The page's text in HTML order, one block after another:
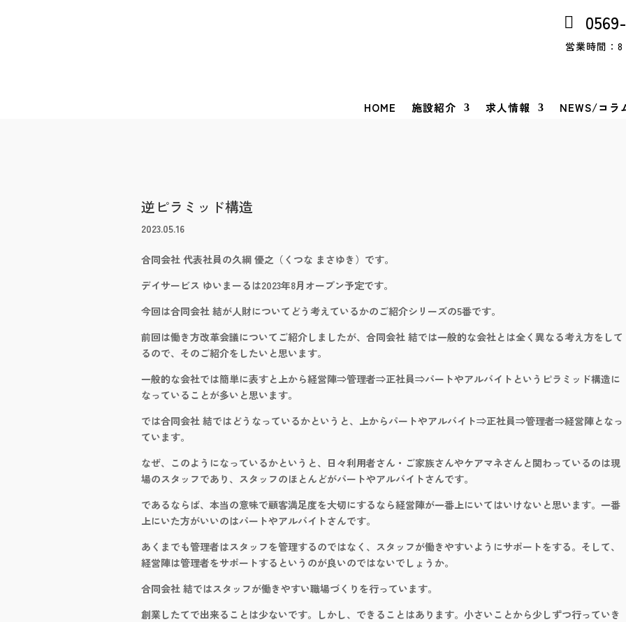
営業時間：8
HOME 施設紹介 求人情報 NEWS/コラ
逆ピラミッド構造
2023.05.16
合同会社 代表社員の久綱 優之（くつな まさゆき）です。
デイサービス ゆいまーるは2023年8月オープン予定です。
今回は合同会社 結が人財についてどう考えているかのご紹介シリーズの5番です。
前回は働き方改革会議についてご紹介しましたが、合同会社 結では一般的な会社とは全く異なる考え方をして
るので、そのご紹介をしたいと思います。
一般的な会社では簡単に表すと上から経営陣⇒管理者⇒正社員⇒パートやアルバイトというピラミッド構造に
なっていることが多いと思います。
では合同会社 結ではどうなっているかというと、上からパートやアルバイト⇒正社員⇒管理者⇒経営陣となっ
ています。
なぜ、このようになっているかというと、日々利用者さん・ご家族さんやケアマネさんと関わっているのは現
場のスタッフであり、スタッフのほとんどがパートやアルバイトさんです。
であるならば、本当の意味で顧客満足度を大切にするなら経営陣が一番上にいてはいけないと思います。一番
上にいた方がいいのはパートやアルバイトさんです。
あくまでも管理者はスタッフを管理するのではなく、スタッフが働きやすいようにサポートをする。そして、
経営陣は管理者をサポートするというのが良いのではないでしょうか。
合同会社 結ではスタッフが働きやすい職場づくりを行っています。
創業したてで出来ることは少ないです。しかし、できることはあります。小さいことから少しずつ行っていき